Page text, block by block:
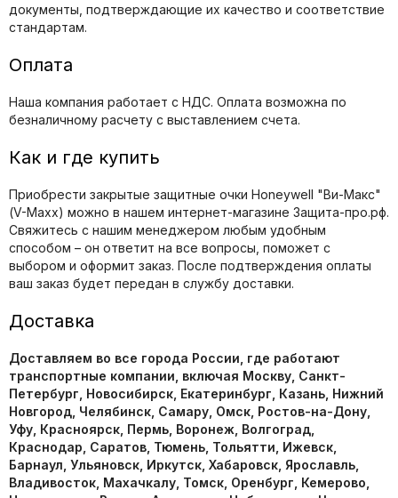
документы, подтверждающие их качество и соответствие
стандартам.
Оплата
Наша компания работает с НДС. Оплата возможна по
безналичному расчету с выставлением счета.
Как и где купить
Приобрести закрытые защитные очки Honeywell "Ви-Макс"
(V-Maxx) можно в нашем интернет-магазине Защита-про.рф.
Свяжитесь с нашим менеджером любым удобным
способом – он ответит на все вопросы, поможет с
выбором и оформит заказ. После подтверждения оплаты
ваш заказ будет передан в службу доставки.
Доставка
Доставляем во все города России, где работают
транспортные компании, включая Москву, Санкт-
Петербург, Новосибирск, Екатеринбург, Казань, Нижний
Новгород, Челябинск, Самару, Омск, Ростов-на-Дону,
Уфу, Красноярск, Пермь, Воронеж, Волгоград,
Краснодар, Саратов, Тюмень, Тольятти, Ижевск,
Барнаул, Ульяновск, Иркутск, Хабаровск, Ярославль,
Владивосток, Махачкалу, Томск, Оренбург, Кемерово,